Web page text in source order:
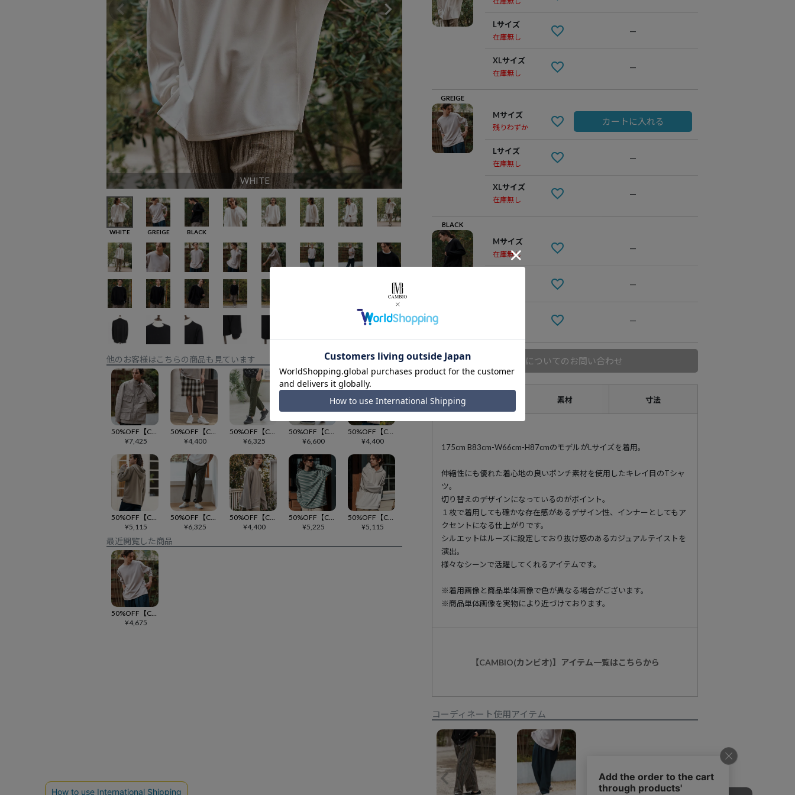
WHITE
WHITE GREIGE BLACK
他のお客様はこちらの商品も見ています
¥7,425
¥4,400
¥6,325
¥6,600
¥4,400
¥5,115
¥6,325
¥4,400
¥5,225
¥5,115
最近閲覧した商品
¥4,675
Lサイズ
在庫無し
—
XLサイズ
在庫無し
—
GREIGE
Mサイズ
残りわずか
カートに入れる
Lサイズ
在庫無し
—
XLサイズ
在庫無し
—
BLACK
Mサイズ
在庫無し
—
—
—
商品についてのお問い合わせ
アイテム説明 素材 寸法
175cm B83cm-W66cm-H87cmのモデルがLサイズを着用。
伸縮性にも優れた着心地の良いポンチ素材を使用したキレイ目のTシャ
ツ。
切り替えのデザインになっているのがポイント。
１枚で着用しても確かな存在感があるデザイン性、インナーとしてもア
クセントになる仕上がりです。
シルエットはルーズに設定しており抜け感のあるカジュアルテイストを
演出。
様々なシーンで活躍してくれるアイテムです。
※着用画像と商品単体画像で色が異なる場合がございます。
※商品単体画像を実物により近づけております。
【CAMBIO(カンビオ)】アイテム一覧はこちらから
コーディネート使用アイテム